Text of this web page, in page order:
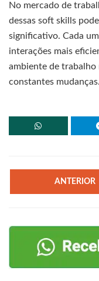
No mercado de
dessas soft skills
significativo. Cada
interações mais
ambiente de trabalho
constantes mudanças.
ANTERIOR